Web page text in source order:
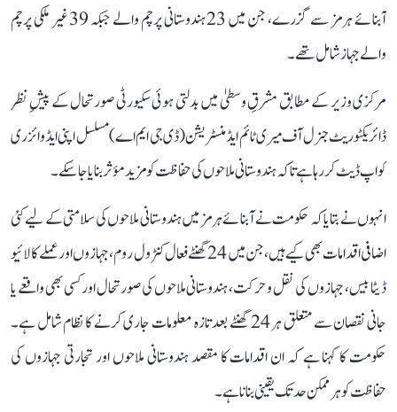
آبنائے ہرمز سے گزرے، جن میں 23 ہندوستانی پرچم والے جبکہ 39 غیر ملکی پرچم
والے جہاز شامل تھے۔
مرکزی وزیر کے مطابق مشرقِ وسطیٰ میں بدلتی ہوئی سکیورٹی صورتحال کے پیشِ نظر
ڈائریکٹوریٹ جنرل آف میری ٹائم ایڈمنسٹریشن (ڈی جی ایم اے) مسلسل اپنی ایڈوائزری
کو اپ ڈیٹ کر رہا ہے تاکہ ہندوستانی ملاحوں کی حفاظت کو مزید مؤثر بنایا جا سکے۔
انہوں نے بتایا کہ حکومت نے آبنائے ہرمز میں ہندوستانی ملاحوں کی سلامتی کے لیے کئی
اضافی اقدامات بھی کیے ہیں، جن میں 24 گھنٹے فعال کنٹرول روم، جہازوں اور عملے کا لائیو
ڈیٹا بیس، جہازوں کی نقل و حرکت، ہندوستانی ملاحوں کی صورتحال اور کسی بھی واقعے یا
جانی نقصان سے متعلق ہر 24 گھنٹے بعد تازہ معلومات جاری کرنے کا نظام شامل ہے۔
حکومت کا کہنا ہے کہ ان اقدامات کا مقصد ہندوستانی ملاحوں اور تجارتی جہازوں کی
حفاظت کو ہر ممکن حد تک یقینی بنانا ہے۔